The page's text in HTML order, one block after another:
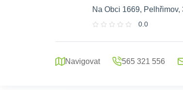
Na Obci 1669, Pelhřimov,
0.0
Navigovat 565 321 556